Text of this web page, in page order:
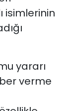
isimlerinin
yararı
verme